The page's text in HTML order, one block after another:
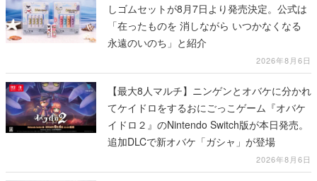
しゴムセットが8月7日より発売決定。公式は
「在ったものを 消しながら いつかなくなる
永遠のいのち」と紹介
2026年8月6日
【最大8人マルチ】ニンゲンとオバケに分かれ
てケイドロをするおにごっこゲーム『オバケ
イドロ２』のNintendo Switch版が本日発売。
追加DLCで新オバケ「ガシャ」が登場
2026年8月6日